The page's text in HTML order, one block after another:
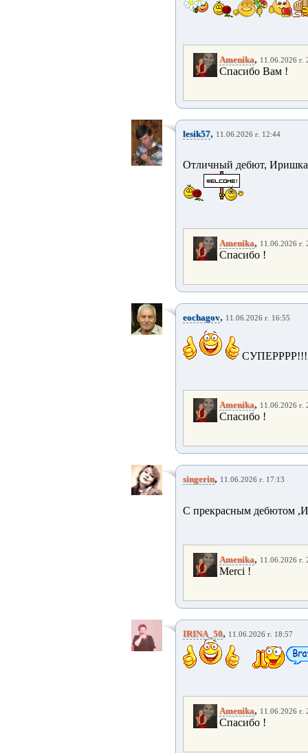
Amenika, 11.06.2026 г.
Спасибо Вам !
lesik57, 11.06.2026 г. 12:44
Отличный дебют,
Amenika, 11.06.2026 г.
Спасибо !
eochagov, 11.06.2026 г. 16:55
СУПЕРРРР!!!
Amenika, 11.06.2026 г.
Спасибо !
singerin, 11.06.2026 г. 17:13
С прекрасным дебютом
Amenika, 11.06.2026 г.
Merci !
IRINA_50, 11.06.2026 г. 18:57
Amenika, 11.06.2026 г.
Спасибо !